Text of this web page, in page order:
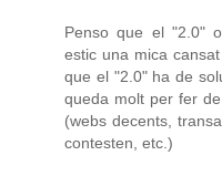
Penso que el "2.0"
estic una mica
que el "2.0" ha de
queda molt per fer
(webs decents,
contesten, etc.)